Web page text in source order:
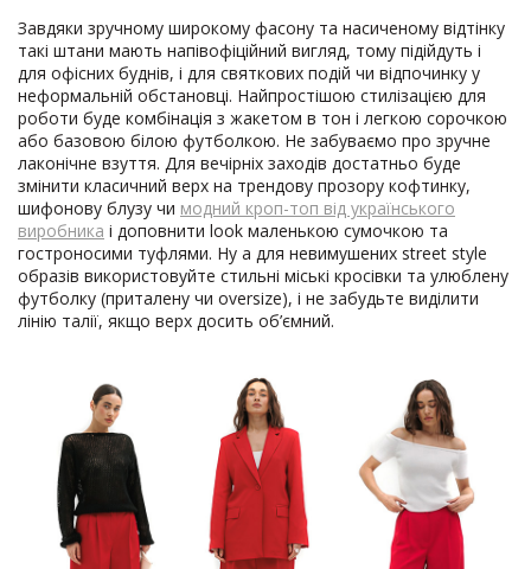
Завдяки зручному широкому фасону та насиченому відтінку
такі штани мають напівофіційний вигляд, тому підійдуть і
для офісних буднів, і для святкових подій чи відпочинку у
неформальній обстановці. Найпростішою стилізацією для
роботи буде комбінація з жакетом в тон і легкою сорочкою
або базовою білою футболкою. Не забуваємо про зручне
лаконічне взуття. Для вечірніх заходів достатньо буде
змінити класичний верх на трендову прозору кофтинку,
шифонову блузу чи модний кроп-топ від українського
виробника і доповнити look маленькою сумочкою та
гостроносими туфлями. Ну а для невимушених street style
образів використовуйте стильні міські кросівки та улюблену
футболку (приталену чи oversize), і не забудьте виділити
лінію талії, якщо верх досить об’ємний.